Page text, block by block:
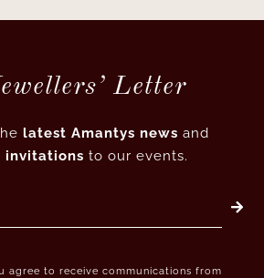
Letter
latest Amantys news and
invitations to our events.
agree to receive communications from